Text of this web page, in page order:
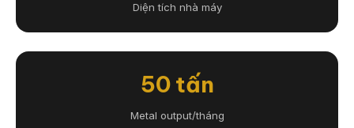
Diện tích nhà máy
50 tấn
Metal output/tháng